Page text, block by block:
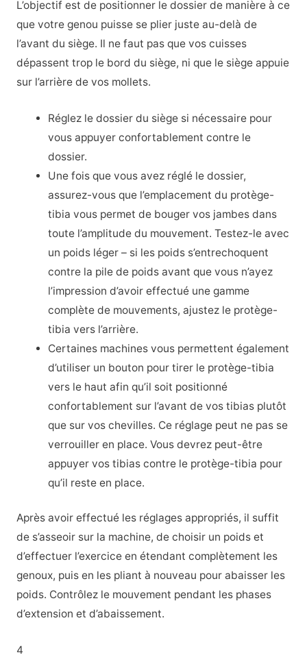
L’objectif est de positionner le dossier de manière à ce
que votre genou puisse se plier juste au-delà de
l’avant du siège. Il ne faut pas que vos cuisses
dépassent trop le bord du siège, ni que le siège appuie
sur l’arrière de vos mollets.
Réglez le dossier du siège si nécessaire pour
vous appuyer confortablement contre le
dossier.
Une fois que vous avez réglé le dossier,
assurez-vous que l’emplacement du protège-
tibia vous permet de bouger vos jambes dans
toute l’amplitude du mouvement. Testez-le avec
un poids léger – si les poids s’entrechoquent
contre la pile de poids avant que vous n’ayez
l’impression d’avoir effectué une gamme
complète de mouvements, ajustez le protège-
tibia vers l’arrière.
Certaines machines vous permettent également
d’utiliser un bouton pour tirer le protège-tibia
vers le haut afin qu’il soit positionné
confortablement sur l’avant de vos tibias plutôt
que sur vos chevilles. Ce réglage peut ne pas se
verrouiller en place. Vous devrez peut-être
appuyer vos tibias contre le protège-tibia pour
qu’il reste en place.
Après avoir effectué les réglages appropriés, il suffit
de s’asseoir sur la machine, de choisir un poids et
d’effectuer l’exercice en étendant complètement les
genoux, puis en les pliant à nouveau pour abaisser les
poids. Contrôlez le mouvement pendant les phases
d’extension et d’abaissement.
4